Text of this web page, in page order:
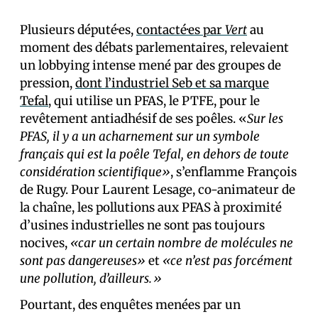
Plusieurs député·es,contacté·es parVertau
moment des débats parlementaires, relevaient
un lobbying intense mené par des groupes de
pression,dont l’industriel Seb et sa marque
Tefal,qui utilise un PFAS, le PTFE, pour le
revêtement antiadhésif de ses poêles. «Sur les
PFAS, il y a un acharnement sur un symbole
français qui est la poêle Tefal, en dehors de toute
considération scientifique», s’enflamme François
de Rugy. Pour Laurent Lesage, co-animateur de
la chaîne, les pollutions aux PFAS à proximité
d’usines industrielles ne sont pas toujours
nocives, «car un certain nombre de molécules ne
sont pas dangereuses» et «ce n’est pas forcément
une pollution, d’ailleurs.»
Pourtant, des enquêtes menées par un